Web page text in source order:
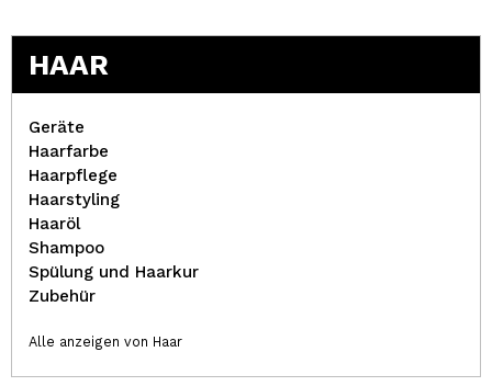
HAAR
Geräte
Haarfarbe
Haarpflege
Haarstyling
Haaröl
Shampoo
Spülung und Haarkur
Zubehür
Alle anzeigen von Haar